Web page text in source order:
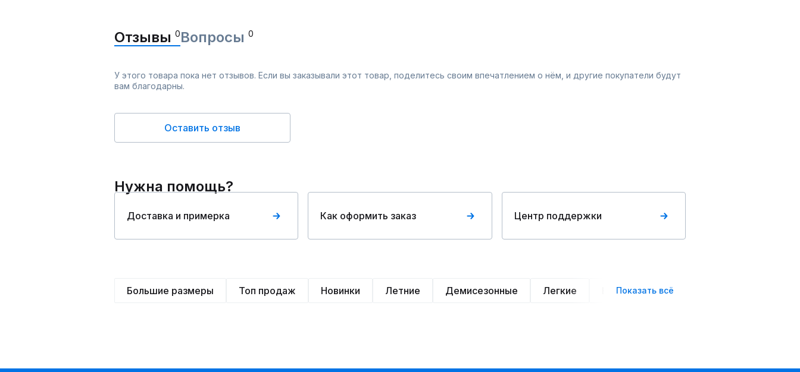
Отзывы 0Вопросы 0
У этого товара пока нет отзывов. Если вы заказывали этот товар, поделитесь своим впечатлением о нём, и другие покупатели будут
вам благодарны.
Оставить отзыв
Нужна помощь?
Доставка и примерка Как оформить заказ Центр поддержки
Большие размеры Топ продаж Новинки Летние Демисезонные Легкие Нарядные
Показать всё